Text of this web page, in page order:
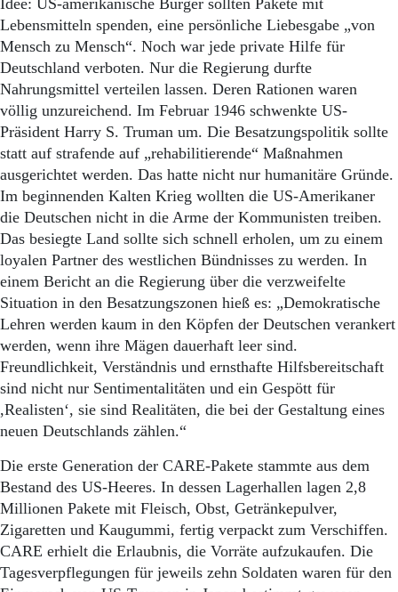
Idee: US-amerikanische Bürger sollten Pakete mit
Lebensmitteln spenden, eine persönliche Liebesgabe „von
Mensch zu Mensch“. Noch war jede private Hilfe für
Deutschland verboten. Nur die Regierung durfte
Nahrungsmittel verteilen lassen. Deren Rationen waren
völlig unzureichend. Im Februar 1946 schwenkte US-
Präsident Harry S. Truman um. Die Besatzungspolitik sollte
statt auf strafende auf „rehabilitierende“ Maßnahmen
ausgerichtet werden. Das hatte nicht nur humanitäre Gründe.
Im beginnenden Kalten Krieg wollten die US-Amerikaner
die Deutschen nicht in die Arme der Kommunisten treiben.
Das besiegte Land sollte sich schnell erholen, um zu einem
loyalen Partner des westlichen Bündnisses zu werden. In
einem Bericht an die Regierung über die verzweifelte
Situation in den Besatzungszonen hieß es: „Demokratische
Lehren werden kaum in den Köpfen der Deutschen verankert
werden, wenn ihre Mägen dauerhaft leer sind.
Freundlichkeit, Verständnis und ernsthafte Hilfsbereitschaft
sind nicht nur Sentimentalitäten und ein Gespött für
,Realisten‘, sie sind Realitäten, die bei der Gestaltung eines
neuen Deutschlands zählen.“
Die erste Generation der CARE-Pakete stammte aus dem
Bestand des US-Heeres. In dessen Lagerhallen lagen 2,8
Millionen Pakete mit Fleisch, Obst, Getränkepulver,
Zigaretten und Kaugummi, fertig verpackt zum Verschiffen.
CARE erhielt die Erlaubnis, die Vorräte aufzukaufen. Die
Tagesverpflegungen für jeweils zehn Soldaten waren für den